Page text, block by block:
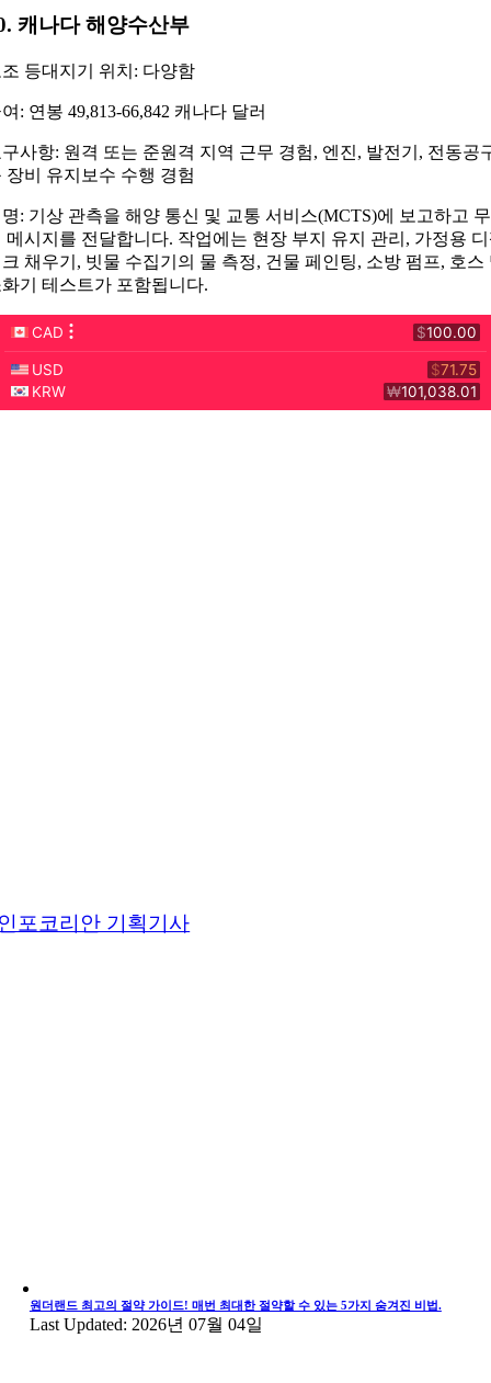
캐나다 해양수산부​
등대지기 위치: 다양함
: 연봉 49,813-66,842 캐나다 달러
사항: 원격 또는 준원격 지역 근무 경험, 엔진, 발전기, 전동공
장비 유지보수 수행 경험
: 기상 관측을 해양 통신 및 교통 서비스(MCTS)에 보고하고 무
메시지를 전달합니다. 작업에는 현장 부지 유지 관리, 가정용
채우기, 빗물 수집기의 물 측정, 건물 페인팅, 소방 펌프, 호스
기 테스트가 포함됩니다.
포코리안 기획기사
원더랜드 최고의 절약 가이드! 매번 최대한 절약할 수 있는 5가지 숨겨진 비법.
Last Updated: 2026년 07월 04일